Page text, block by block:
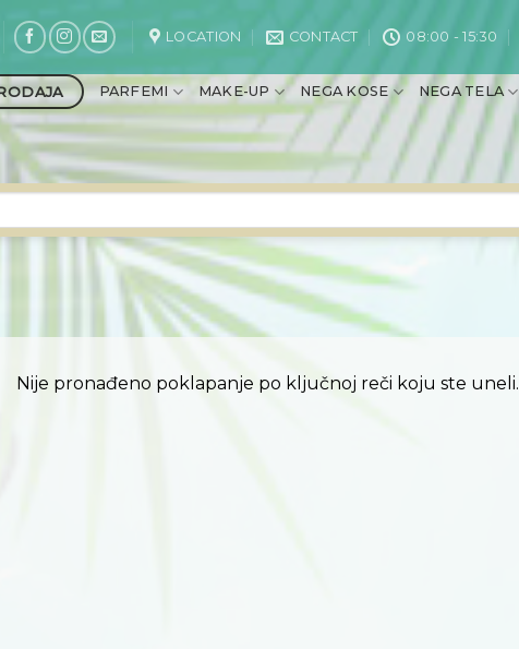
LOCATION CONTACT 08:00 - 15:30
PARFEMI MAKE-UP NEGA KOSE NEGA TELA
Nije pronađeno poklapanje po ključnoj reči koju ste uneli.